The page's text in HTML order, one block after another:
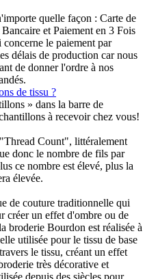
quelle façon : Carte de
et Paiement en 3 Fois
le paiement par
délais de production car nous
de donner l'ordre à nos
de tissu ?
» dans la barre de
à recevoir chez vous!
Count", littéralement
donc le nombre de fils par
ce nombre est élevé, plus la
élevée.
de couture traditionnelle qui
créer un effet d'ombre ou de
broderie Bourdon est réalisée à
utilisée pour le tissu de base
le tissu, créant un effet
très décorative et
depuis des siècles pour